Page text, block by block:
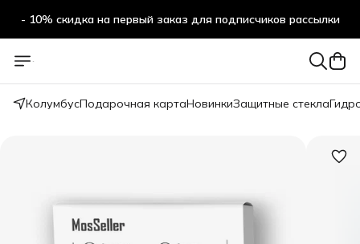
- 10% скидка на первый заказ для подписчиков рассылки
КолумбусПодарочная картаНовинкиЗащитные стекла